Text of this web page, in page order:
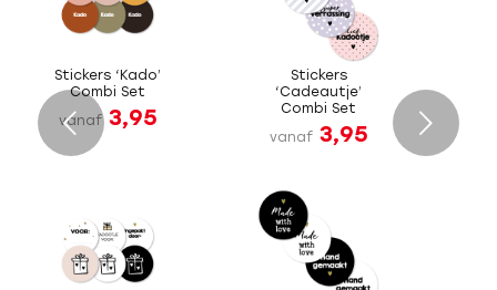
Stickers ‘Kado’
Combi Set
vanaf 3,95
Stickers
‘Cadeautje’
Combi Set
vanaf 3,95
Volgende